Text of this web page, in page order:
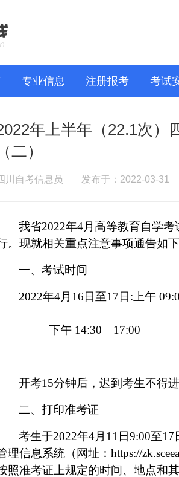
专业信息 注册报考 考试
年上半年（22.1次）
（二）
川自考信息员 发布于：2022-03-31
我省2022年4月高等教育自学
。现就相关重点注意事项通告如
一、考试时间
2022年4月16日至17日: 上午
下午 14:30—17:00
开考15分钟后，迟到考生不得
二、打印准考证
考生于2022年4月11日9:00至
理信息系统（网址：https://
照准考证上规定的时间、地点和